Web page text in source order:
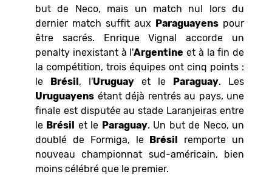
but de Neco, mais un match nul lors du
dernier match suffit aux Paraguayens pour
être sacrés. Enrique Vignal accorde un
penalty inexistant à l'Argentine et à la fin de
la compétition, trois équipes ont cinq points :
le Brésil, l'Uruguay et le Paraguay. Les
Uruguayens étant déjà rentrés au pays, une
finale est disputée au stade Laranjeiras entre
le Brésil et le Paraguay. Un but de Neco, un
doublé de Formiga, le Brésil remporte un
nouveau championnat sud-américain, bien
moins célébré que le premier.